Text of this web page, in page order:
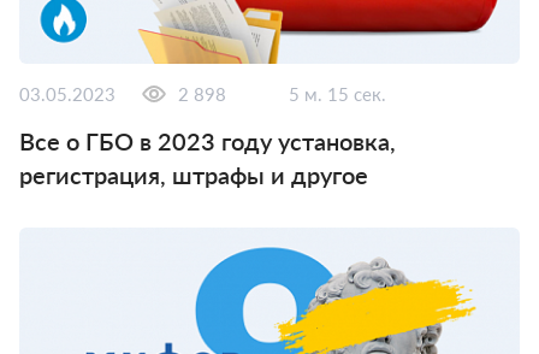
03.05.2023 2 898 5 м. 15 сек.
Все о ГБО в 2023 году установка,
регистрация, штрафы и другое